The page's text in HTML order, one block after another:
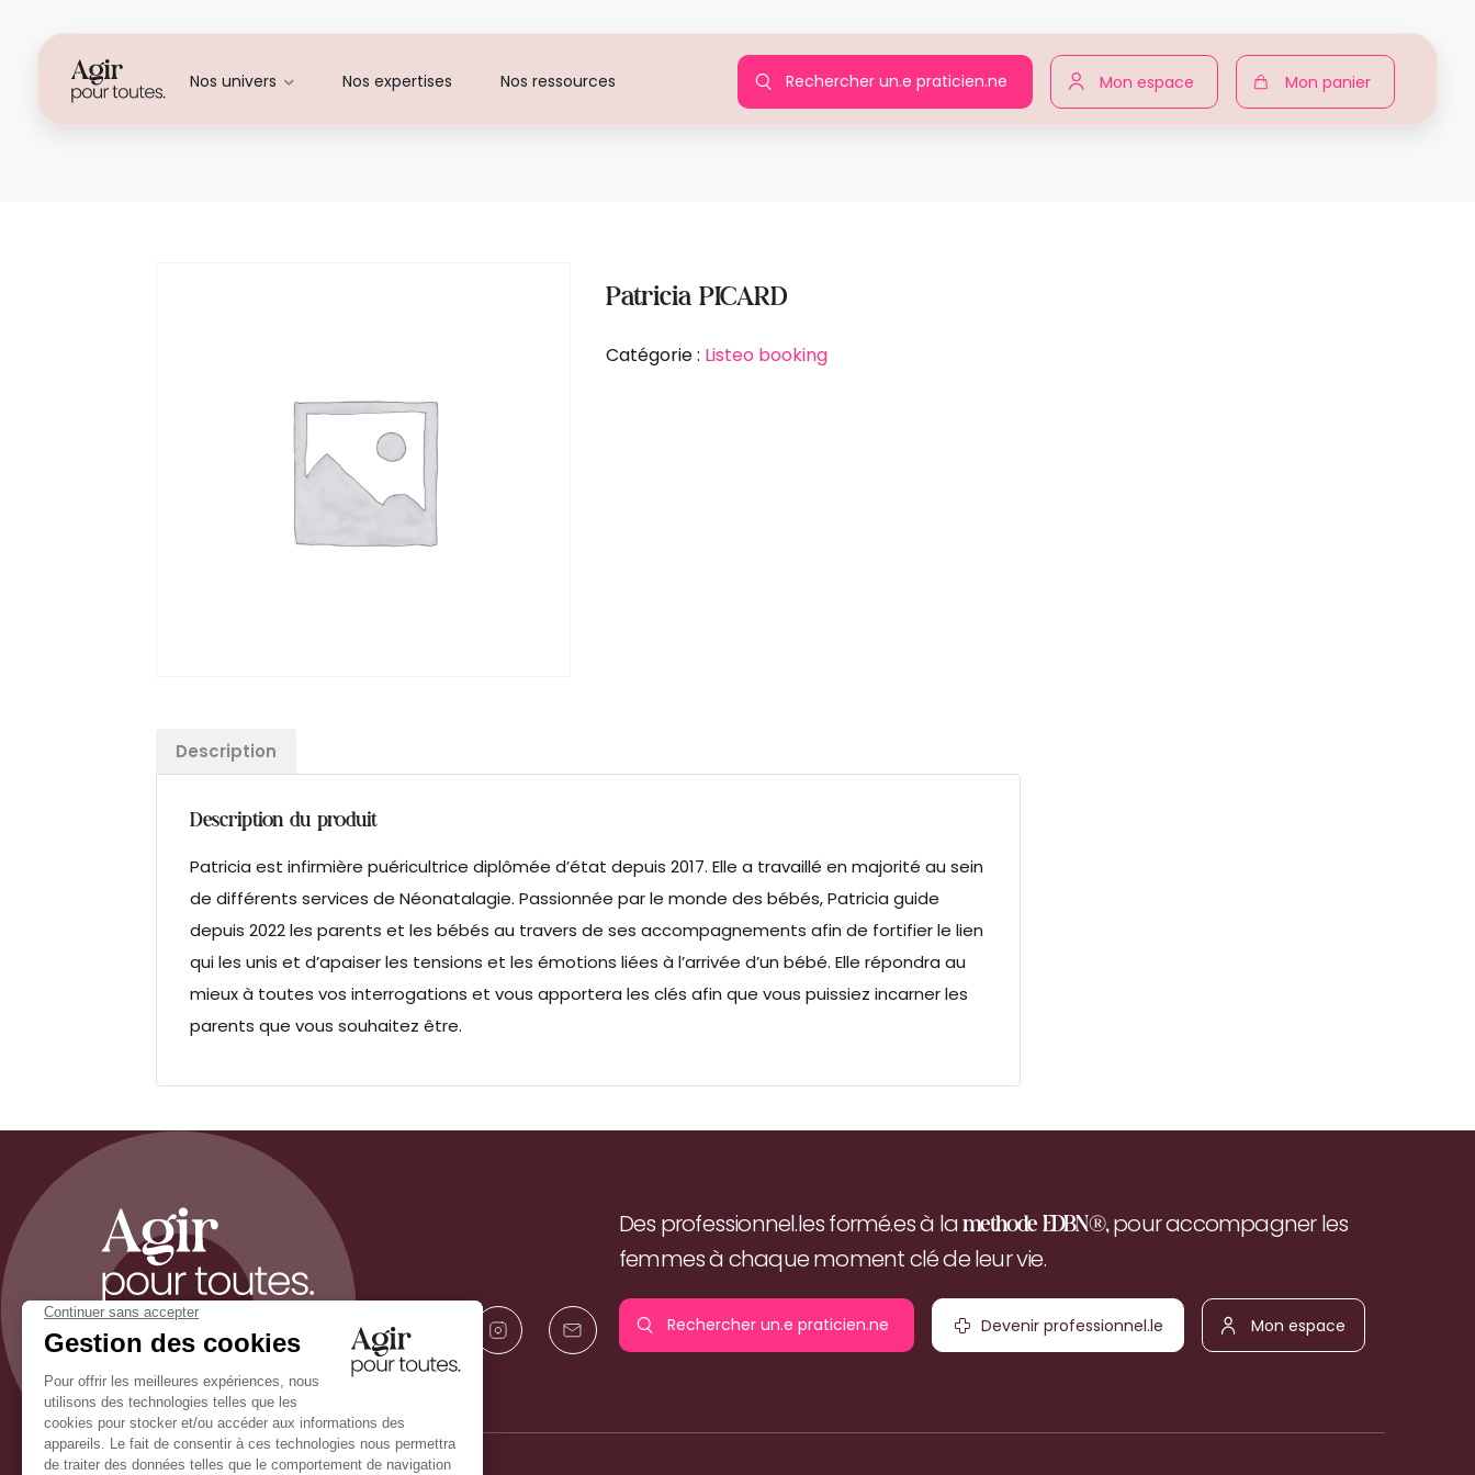
Nos univers Nos expertises Nos ressources Rechercher un.e praticien.ne Mon espace Mon panier
Patricia PICARD Agir pour toutes Produits Patricia PICARD
Patricia PICARD
Catégorie : Listeo booking
Description
Description du produit
Patricia est infirmière puéricultrice diplômée d’état depuis 2017. Elle a travaillé en majorité au sein
de différents services de Néonatalagie. Passionnée par le monde des bébés, Patricia guide
depuis 2022 les parents et les bébés au travers de ses accompagnements afin de fortifier le lien
qui les unis et d’apaiser les tensions et les émotions liées à l’arrivée d’un bébé. Elle répondra au
mieux à toutes vos interrogations et vous apportera les clés afin que vous puissiez incarner les
parents que vous souhaitez être.
Des professionnel.les formé.es à lamethode EDBN®,pour accompagner les
femmes à chaque moment clé de leur vie.
Rechercher un.e
praticien.ne
Devenir
professionnel.le
Mon
espace